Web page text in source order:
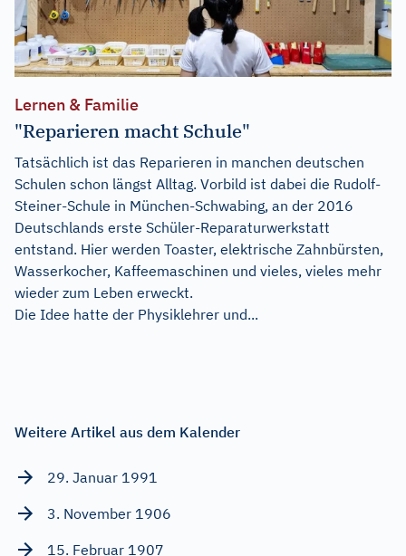
Lernen & Familie
"Reparieren macht Schule"
Tatsächlich ist das Reparieren in manchen deutschen
Schulen schon längst Alltag. Vorbild ist dabei die Rudolf-
Steiner-Schule in München-Schwabing, an der 2016
Deutschlands erste Schüler-Reparaturwerkstatt
entstand. Hier werden Toaster, elektrische Zahnbürsten,
Wasserkocher, Kaffeemaschinen und vieles, vieles mehr
wieder zum Leben erweckt.
Die Idee hatte der Physiklehrer und...
Weitere Artikel aus dem Kalender
29. Januar 1991
3. November 1906
15. Februar 1907